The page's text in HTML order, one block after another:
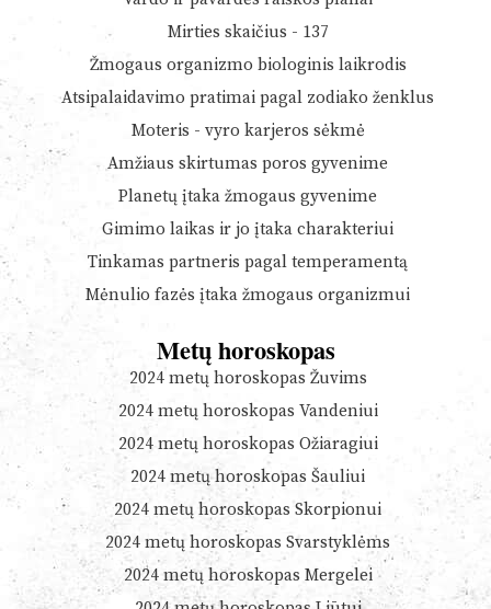
Mirties skaičius - 137
Žmogaus organizmo biologinis laikrodis
Atsipalaidavimo pratimai pagal zodiako ženklus
Moteris - vyro karjeros sėkmė
Amžiaus skirtumas poros gyvenime
Planetų įtaka žmogaus gyvenime
Gimimo laikas ir jo įtaka charakteriui
Tinkamas partneris pagal temperamentą
Mėnulio fazės įtaka žmogaus organizmui
Metų horoskopas
2024 metų horoskopas Žuvims
2024 metų horoskopas Vandeniui
2024 metų horoskopas Ožiaragiui
2024 metų horoskopas Šauliui
2024 metų horoskopas Skorpionui
2024 metų horoskopas Svarstyklėms
2024 metų horoskopas Mergelei